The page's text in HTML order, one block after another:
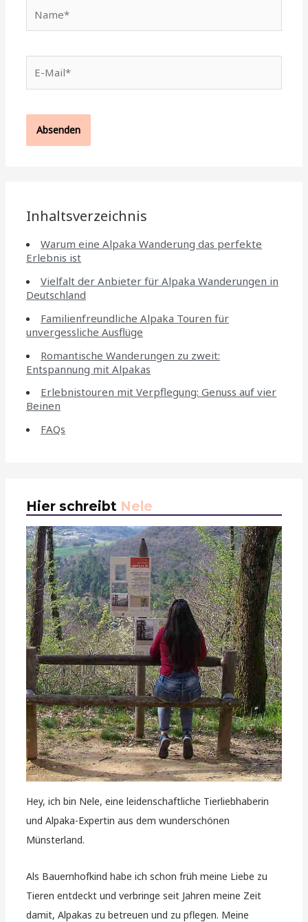
Mail*
Inhaltsverzeichnis
Warum eine Alpaka Wanderung das perfekte
Erlebnis ist
Vielfalt der Anbieter für Alpaka Wanderungen in
Deutschland
Familienfreundliche Alpaka Touren für
unvergessliche Ausflüge
Romantische Wanderungen zu zweit:
Entspannung mit Alpakas
Erlebnistouren mit Verpflegung: Genuss auf vier
Beinen
FAQs
Hier schreibt Nele
Hey, ich bin Nele, eine leidenschaftliche Tierliebhaberin
und Alpaka-Expertin aus dem wunderschönen
Münsterland.
Als Bauernhofkind habe ich schon früh meine Liebe zu
Tieren entdeckt und verbringe seit Jahren meine Zeit
damit, Alpakas zu betreuen und zu pflegen. Meine